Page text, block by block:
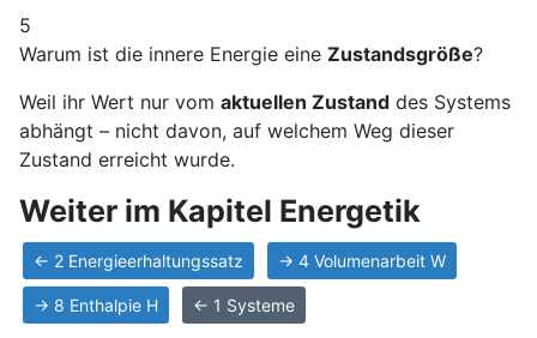
5
Warum ist die innere Energie eine Zustandsgröße?
Weil ihr Wert nur vom aktuellen Zustand des Systems
abhängt – nicht davon, auf welchem Weg dieser
Zustand erreicht wurde.
Weiter im Kapitel Energetik
← 2 Energieerhaltungssatz → 4 Volumenarbeit W
→ 8 Enthalpie H ← 1 Systeme